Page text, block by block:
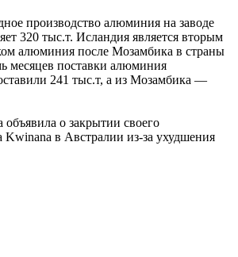
производство алюминия на заводе
320 тыс.т. Исландия является вторым
алюминия после Мозамбика в страны
месяцев поставки алюминия
241 тыс.т, а из Мозамбика —
о закрытии своего
Kwinana в Австралии из-за ухудшения